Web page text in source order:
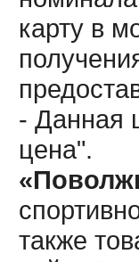
карту в
- Данная
цена".
также